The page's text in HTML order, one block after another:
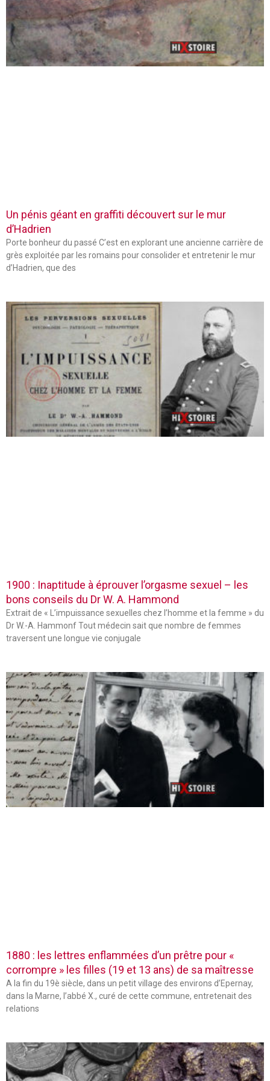
Un pénis géant en graffiti découvert sur le mur
d’Hadrien
Porte bonheur du passé C’est en explorant une ancienne carrière de
grès exploitée par les romains pour consolider et entretenir le mur
d’Hadrien, que des
1900 : Inaptitude à éprouver l’orgasme sexuel – les
bons conseils du Dr W. A. Hammond
Extrait de « L’impuissance sexuelles chez l’homme et la femme » du
Dr W.-A. Hammonf Tout médecin sait que nombre de femmes
traversent une longue vie conjugale
1880 : les lettres enflammées d’un prêtre pour «
corrompre » les filles (19 et 13 ans) de sa maîtresse
A la fin du 19è siècle, dans un petit village des environs d’Epernay,
dans la Marne, l’abbé X., curé de cette commune, entretenait des
relations